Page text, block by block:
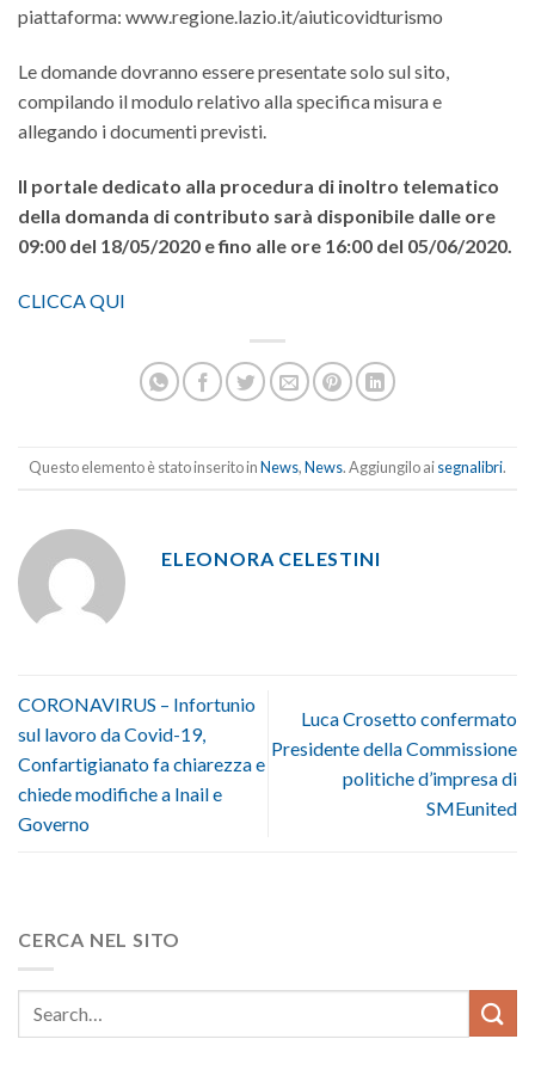
piattaforma: www.regione.lazio.it/aiuticovidturismo
Le domande dovranno essere presentate solo sul sito,
compilando il modulo relativo alla specifica misura e
allegando i documenti previsti.
Il portale dedicato alla procedura di inoltro telematico
della domanda di contributo sarà disponibile dalle ore
09:00 del 18/05/2020 e fino alle ore 16:00 del 05/06/2020.
CLICCA QUI
Questo elemento è stato inserito inNews,News. Aggiungilo aisegnalibri.
ELEONORA CELESTINI
CORONAVIRUS – Infortunio
sul lavoro da Covid-19,
Confartigianato fa chiarezza e
chiede modifiche a Inail e
Governo
Luca Crosetto confermato
Presidente della Commissione
politiche d’impresa di
SMEunited
CERCA NEL SITO